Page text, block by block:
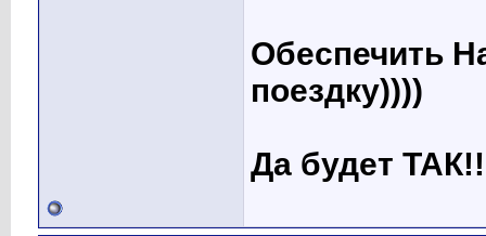
Обеспечить
поездку))))
Да будет